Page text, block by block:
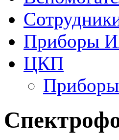
Приборы
ЦКП